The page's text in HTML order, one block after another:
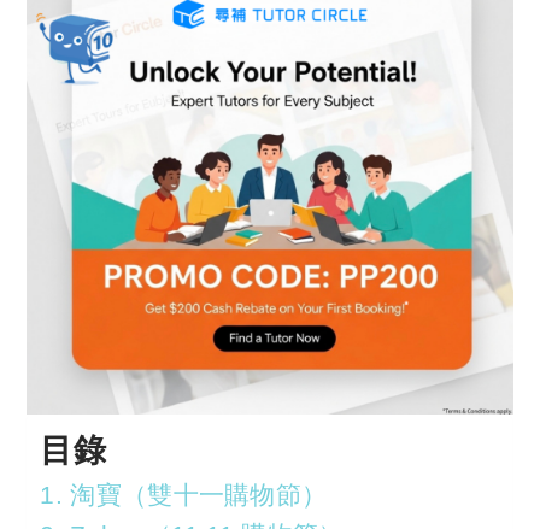
目錄
1. 淘寶（雙十一購物節）